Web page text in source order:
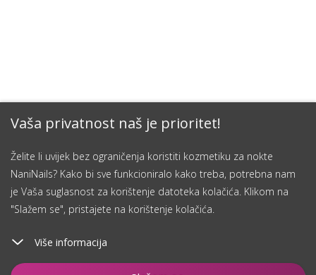
Vaša privatnost naš je prioritet!
Želite li uvijek bez ograničenja koristiti kozmetiku za nokte
NaniNails? Kako bi sve funkcioniralo kako treba, potrebna nam
je Vaša suglasnost za korištenje datoteka kolačića. Klikom na
"Slažem se", pristajete na korištenje kolačića.
Više informacija
Dodaj u košaricu